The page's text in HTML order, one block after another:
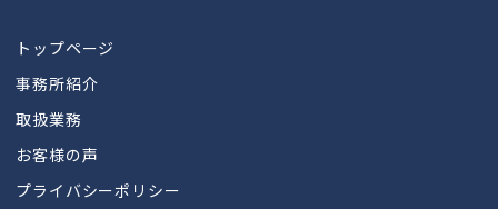
トップページ
事務所紹介
取扱業務
お客様の声
プライバシーポリシー